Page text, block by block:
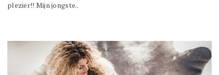
plezier!! Mijn jongste..